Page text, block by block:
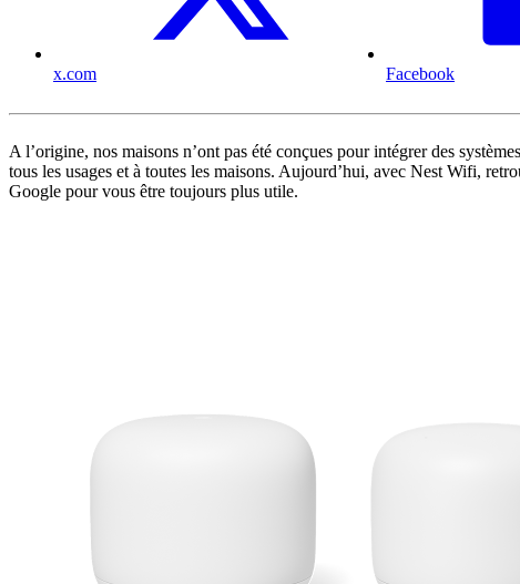
x.com Facebook
A l’origine, nos maisons n’ont pas été conçues pour intégrer des
tous les usages et à toutes les maisons. Aujourd’hui, avec Nest Wifi,
Google pour vous être toujours plus utile.